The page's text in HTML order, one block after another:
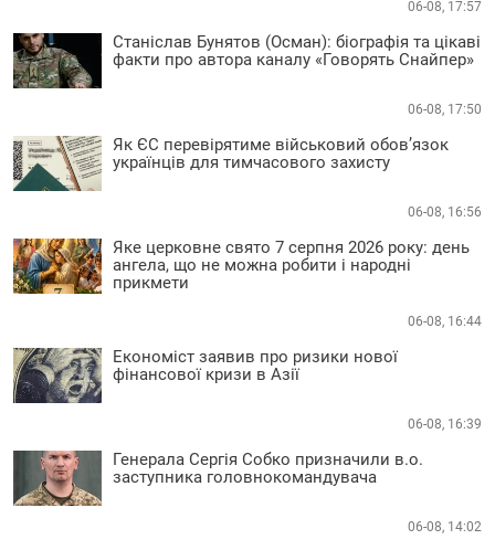
06-08, 17:57
Станіслав Бунятов (Осман): біографія та цікаві
факти про автора каналу «Говорять Снайпер»
06-08, 17:50
Як ЄС перевірятиме військовий обов’язок
українців для тимчасового захисту
06-08, 16:56
Яке церковне свято 7 серпня 2026 року: день
ангела, що не можна робити і народні
прикмети
06-08, 16:44
Економіст заявив про ризики нової
фінансової кризи в Азії
06-08, 16:39
Генерала Сергія Собко призначили в.о.
заступника головнокомандувача
06-08, 14:02